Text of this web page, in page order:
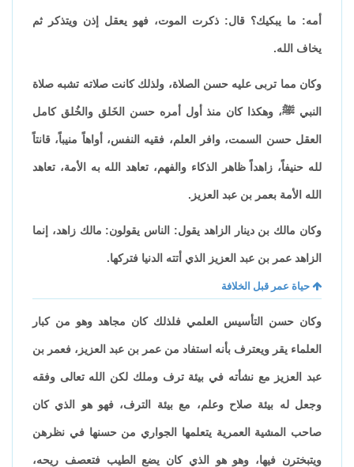
أمه: ما يبكيك؟ قال: ذكرت الموت، فهو يعقل إذن ويتذكر ثم
يخاف الله.
وكان مما تربى عليه حسن الصلاة، ولذلك كانت صلاته تشبه صلاة
النبي ﷺ، وهكذا كان منذ أول أمره حسن الخَلق والخُلق كامل
العقل حسن السمت، وافر العلم، فقيه النفس، أواهاً منيباً، قانتاً
لله حنيفاً، زاهداً ظاهر الذكاء والفهم، تعاهد الله به الأمة، تعاهد
الله الأمة بعمر بن عبد العزيز.
وكان مالك بن دينار الزاهد يقول: الناس يقولون: مالك زاهد، إنما
الزاهد عمر بن عبد العزيز الذي أتته الدنيا فتركها.
حياة عمر قبل الخلافة
وكان حسن التأسيس العلمي فلذلك كان مجاهد وهو من كبار
العلماء يقر ويعترف بأنه استفاد من عمر بن عبد العزيز، فعمر بن
عبد العزيز مع نشأته في بيئة ترف وملك لكن الله تعالى وفقه
وجعل له بيئة صلاح وعلم، مع بيئة الترف، فهو هو الذي كان
صاحب المشية العمرية يتعلمها الجواري من حسنها في نظرهن
ويتبخترن فيها، وهو هو الذي كان يضع الطيب فتعصف ريحه،